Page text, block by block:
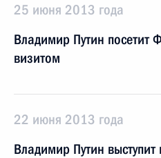
25 июня 2013 года
Владимир Путин посетит
визитом
22 июня 2013 года
Владимир Путин выступит